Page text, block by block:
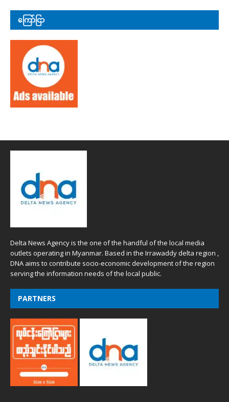
ကြော်ငြာ
Delta News Agency is the one of the handful of the local media
outlets operating in Myanmar. Based in the Irrawaddy delta region ,
DNA aims to contribute socio-economic development of the region
serving the information needs of the local public.
PARTNERS